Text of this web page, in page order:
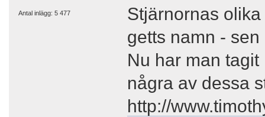
Antal inlägg: 5 477
Stjärnornas
getts namn -
Nu har man
några av dessa
http://